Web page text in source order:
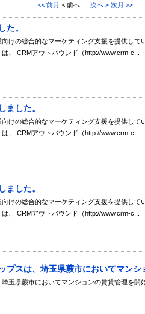
<< 前月 < 前へ ｜ 次へ > 次月 >>
た。
けの総合的なマーケティング支援を提供し
、 CRMアウトバウンド（http://www.crm-c...
ました。
けの総合的なマーケティング支援を提供し
、 CRMアウトバウンド（http://www.crm-c...
ました。
けの総合的なマーケティング支援を提供し
、 CRMアウトバウンド（http://www.crm-c...
プスは、埼玉県蕨市においてマンシ
玉県蕨市においてマンションの賃貸管理を開